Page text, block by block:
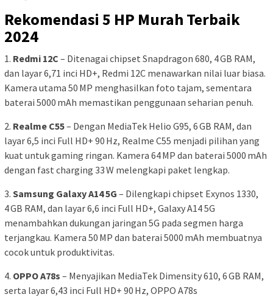
Rekomendasi 5 HP Murah Terbaik
2024
1. Redmi 12C – Ditenagai chipset Snapdragon 680, 4 GB RAM,
dan layar 6,71 inci HD+, Redmi 12C menawarkan nilai luar biasa.
Kamera utama 50 MP menghasilkan foto tajam, sementara
baterai 5000 mAh memastikan penggunaan seharian penuh.
2. Realme C55– Dengan MediaTek Helio G95, 6 GB RAM, dan
layar 6,5 inci Full HD+ 90 Hz, Realme C55 menjadi pilihan yang
kuat untuk gaming ringan. Kamera 64 MP dan baterai 5000 mAh
dengan fast charging 33 W melengkapi paket lengkap.
3. Samsung Galaxy A14 5G – Dilengkapi chipset Exynos 1330,
4 GB RAM, dan layar 6,6 inci Full HD+, Galaxy A14 5G
menambahkan dukungan jaringan 5G pada segmen harga
terjangkau. Kamera 50 MP dan baterai 5000 mAh membuatnya
cocok untuk produktivitas.
4. OPPO A78s – Menyajikan MediaTek Dimensity 610, 6 GB RAM,
serta layar 6,43 inci Full HD+ 90 Hz, OPPO A78s